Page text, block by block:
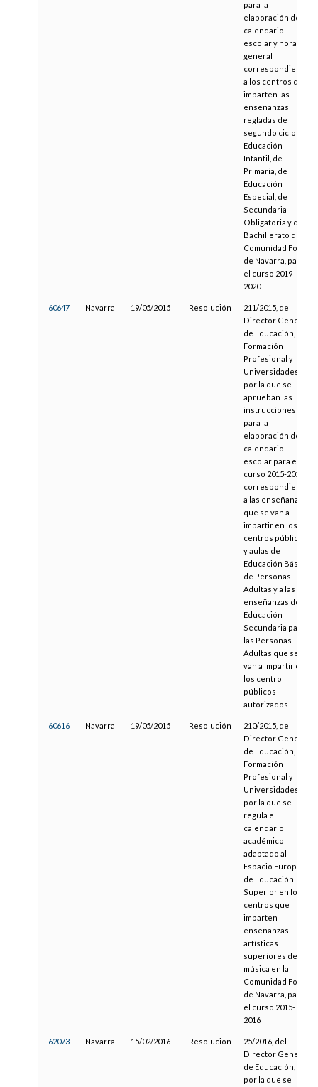
para la
elaboración del
calendario
escolar y horario
general
correspondiente
a los centros que
imparten las
enseñanzas
regladas de
segundo ciclo de
Educación
Infantil, de
Primaria, de
Educación
Especial, de
Secundaria
Obligatoria y de
Bachillerato de la
Comunidad Foral
de Navarra, para
el curso 2019-
2020
60647 Navarra 19/05/2015 Resolución
211/2015, del
Director General
de Educación,
Formación
Profesional y
Universidades,
por la que se
aprueban las
instrucciones
para la
elaboración del
calendario
escolar para el
curso 2015-2016,
correspondiente
a las enseñanzas
que se van a
impartir en los
centros públicos
y aulas de
Educación Básica
de Personas
Adultas y a las
enseñanzas de
Educación
Secundaria para
las Personas
Adultas que se
van a impartir en
los centro
públicos
autorizados
60616 Navarra 19/05/2015 Resolución
210/2015, del
Director General
de Educación,
Formación
Profesional y
Universidades,
por la que se
regula el
calendario
académico
adaptado al
Espacio Europeo
de Educación
Superior en los
centros que
imparten
enseñanzas
artísticas
superiores de
música en la
Comunidad Foral
de Navarra, para
el curso 2015-
2016
62073 Navarra 15/02/2016 Resolución
25/2016, del
Director General
de Educación,
por la que se